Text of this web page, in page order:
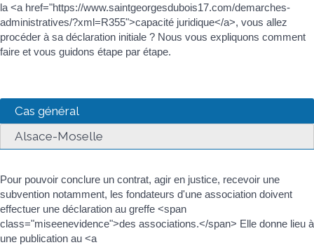
la <a href="https://www.saintgeorgesdubois17.com/demarches-
administratives/?xml=R355">capacité juridique</a>, vous allez
procéder à sa déclaration initiale ? Nous vous expliquons comment
faire et vous guidons étape par étape.
Cas général
Alsace-Moselle
Pour pouvoir conclure un contrat, agir en justice, recevoir une
subvention notamment, les fondateurs d'une association doivent
effectuer une déclaration au greffe <span
class="miseenevidence">des associations.</span> Elle donne lieu à
une publication au <a